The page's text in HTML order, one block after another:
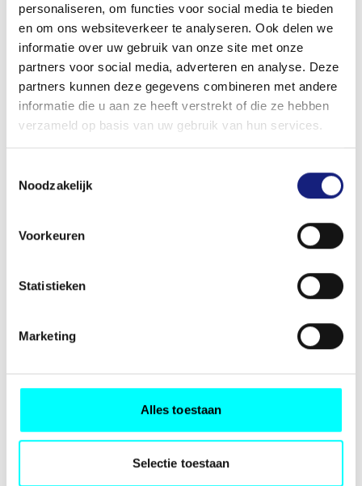
personaliseren, om functies voor social media te bieden
en om ons websiteverkeer te analyseren. Ook delen we
informatie over uw gebruik van onze site met onze
partners voor social media, adverteren en analyse. Deze
partners kunnen deze gegevens combineren met andere
informatie die u aan ze heeft verstrekt of die ze hebben
verzameld op basis van uw gebruik van hun services.
Noodzakelijk
Voorkeuren
Statistieken
Marketing
Alles toestaan
Selectie toestaan